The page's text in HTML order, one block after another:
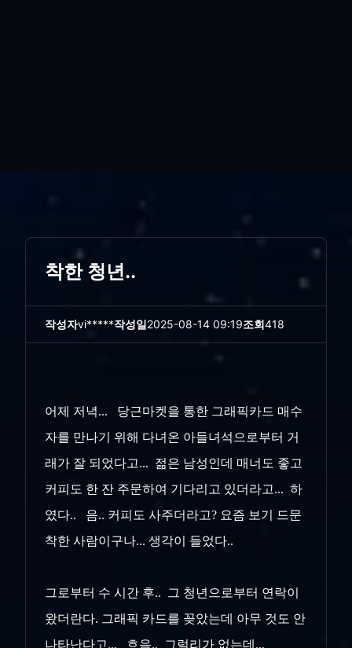
착한 청년..
작성자vi*****작성일2025-08-14 09:19조회418
어제 저녁... 당근마켓을 통한 그래픽카드 매수
자를 만나기 위해 다녀온 아들녀석으로부터 거
래가 잘 되었다고... 젊은 남성인데 매너도 좋고
커피도 한 잔 주문하여 기다리고 있더라고... 하
였다.. 음.. 커피도 사주더라고? 요즘 보기 드문
착한 사람이구나... 생각이 들었다..
그로부터 수 시간 후.. 그 청년으로부터 연락이
왔더란다. 그래픽 카드를 꽂았는데 아무 것도 안
나타난다고... 흐음.. 그럴리가 없는데...